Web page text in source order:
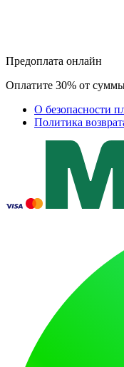
Предоплата онлайн
Оплатите 30% от суммы
О безопасности
Политика